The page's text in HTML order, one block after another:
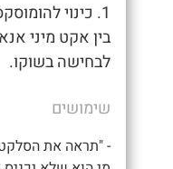
1. כינוי
בין אקט מיני
לבחישה בשוקו.
שימושים
- "תראה את